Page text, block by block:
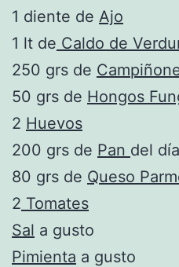
1 diente de Ajo
1 lt de Caldo de
250 grs de
50 grs de Hongos
2 Huevos
200 grs de Pan del
80 grs de Queso
2 Tomates
Sal a gusto
Pimienta a gusto